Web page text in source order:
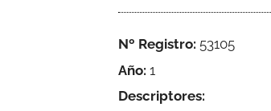
Nº Registro: 53105
Año: 1
Descriptores: